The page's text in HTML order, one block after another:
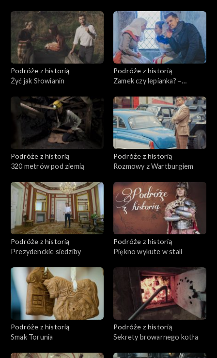
Podróże z historią
Żyć jak Słowianin
Podróże z historią
Zamek czy lepianka? –
Podróże z historią
320 metrów pod ziemią
Podróże z historią
Rozmowy z Wartburgiem
Podróże z historią
Prezydenckie siedziby
Podróże z historią
Piękno wykute w stali
Podróże z historią
Smak Torunia
Podróże z historią
Sekrety browarnego kotła